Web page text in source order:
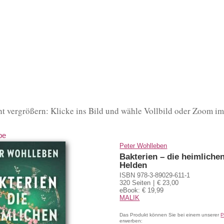
vergrößern: Klicke ins Bild und wähle Vollbild oder Zoom
Peter Wohlleben
Bakterien – die
Helden
ISBN 978-3-89029-611-1
320 Seiten
€ 23,00
eBook: € 19,99
MALIK
Das Produkt können Sie bei einem unserer
erwerben: